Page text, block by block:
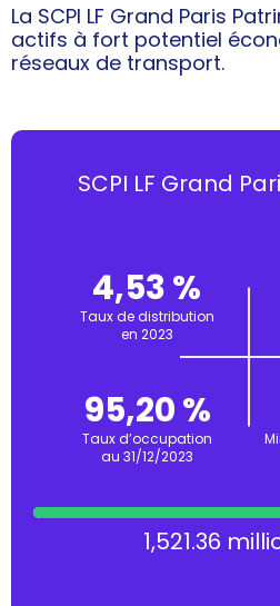
La SCPI LF Grand Paris
actifs à fort potentiel
réseaux de transport.
SCPI LF Grand
4,53 %
Taux de distribution
en 2023
95,20 %
Taux d’occupation
au 31/12/2023
1,521.36